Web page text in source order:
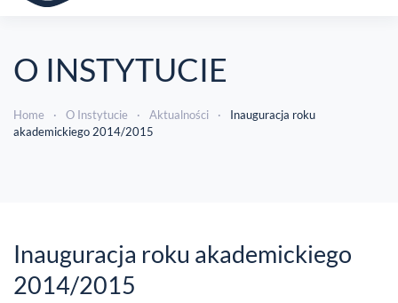
O INSTYTUCIE
Home O Instytucie Aktualności
Inauguracja roku
akademickiego 2014/2015
Inauguracja roku akademickiego
2014/2015